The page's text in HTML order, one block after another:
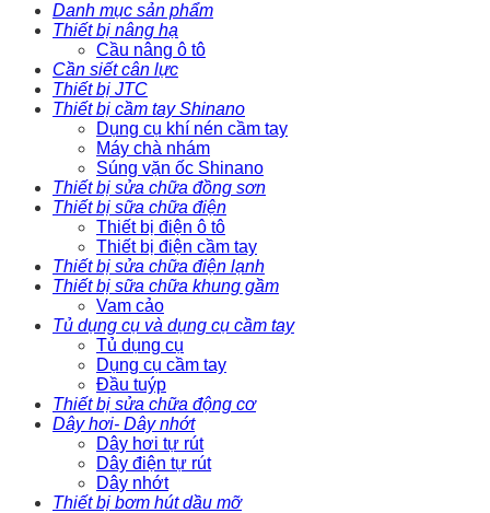
Danh mục sản phẩm
Thiết bị nâng hạ
Cầu nâng ô tô
Cần siết cân lực
Thiết bị JTC
Thiết bị cầm tay Shinano
Dụng cụ khí nén cầm tay
Máy chà nhám
Súng vặn ốc Shinano
Thiết bị sửa chữa đồng sơn
Thiết bị sữa chữa điện
Thiết bị điện ô tô
Thiết bị điện cầm tay
Thiết bị sửa chữa điện lạnh
Thiết bị sữa chữa khung gầm
Vam cảo
Tủ dụng cụ và dụng cụ cầm tay
Tủ dụng cụ
Dụng cụ cầm tay
Đầu tuýp
Thiết bị sửa chữa động cơ
Dây hơi- Dây nhớt
Dây hơi tự rút
Dây điện tự rút
Dây nhớt
Thiết bị bơm hút dầu mỡ